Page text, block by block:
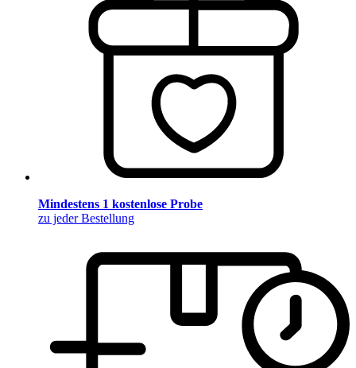
Mindestens 1 kostenlose Probe
zu jeder Bestellung